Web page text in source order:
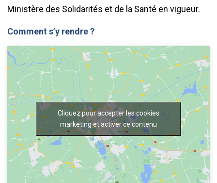
Ministère des Solidarités et de la Santé en vigueur.
Comment s’y rendre ?
Cliquez pour accepter les cookies
marketing et activer ce contenu